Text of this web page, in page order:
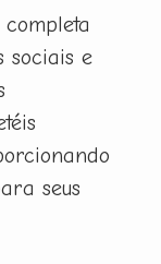
sociais e
seus